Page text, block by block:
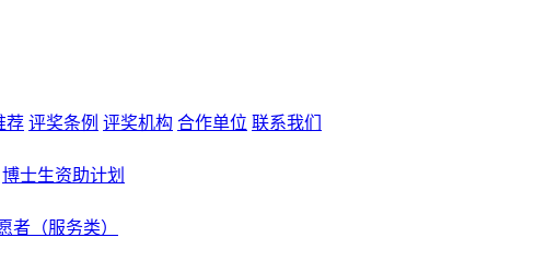
荐 评奖条例 评奖机构 合作单位 联系我们
博士生资助计划
者（服务类）